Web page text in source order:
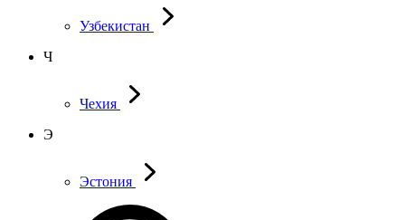
Узбекистан
Ч
Чехия
Э
Эстония